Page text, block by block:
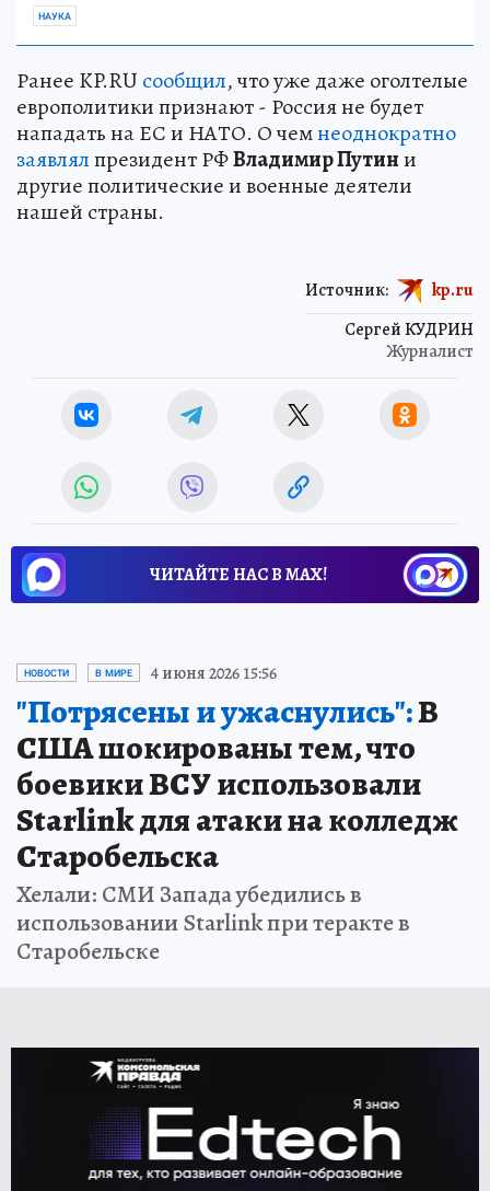
НАУКА
Ранее KP.RU сообщил, что уже даже оголтелые
европолитики признают - Россия не будет
нападать на ЕС и НАТО. О чемнеоднократно
заявлялпрезидент РФВладимир Путини
другие политические и военные деятели
нашей страны.
Сергей КУДРИН
Журналист
Источник: kp.ru
ЧИТАЙТЕ НАС В МАХ!
НОВОСТИ В МИРЕ 4 июня 2026 15:56
"Потрясены и ужаснулись":В
США шокированы тем, что
боевики ВСУ использовали
Starlink для атаки на колледж
Старобельска
Хелали: СМИ Запада убедились в
использовании Starlink при теракте в
Старобельске